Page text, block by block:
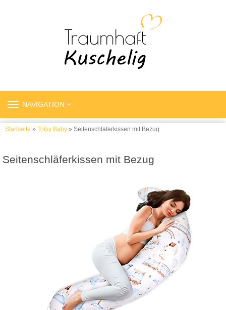
TOGGLE
NAVIGATION
Startseite » Totsy Baby » Seitenschläferkissen mit Bezug
Seitenschläferkissen mit Bezug